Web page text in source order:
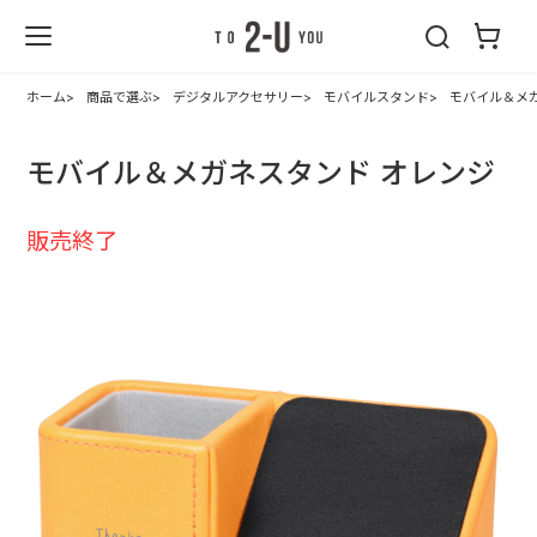
ホーム 商品で選ぶ デジタルアクセサリー モバイルスタンド モバイル＆メ
モバイル＆メガネスタンド オレンジ
販売終了